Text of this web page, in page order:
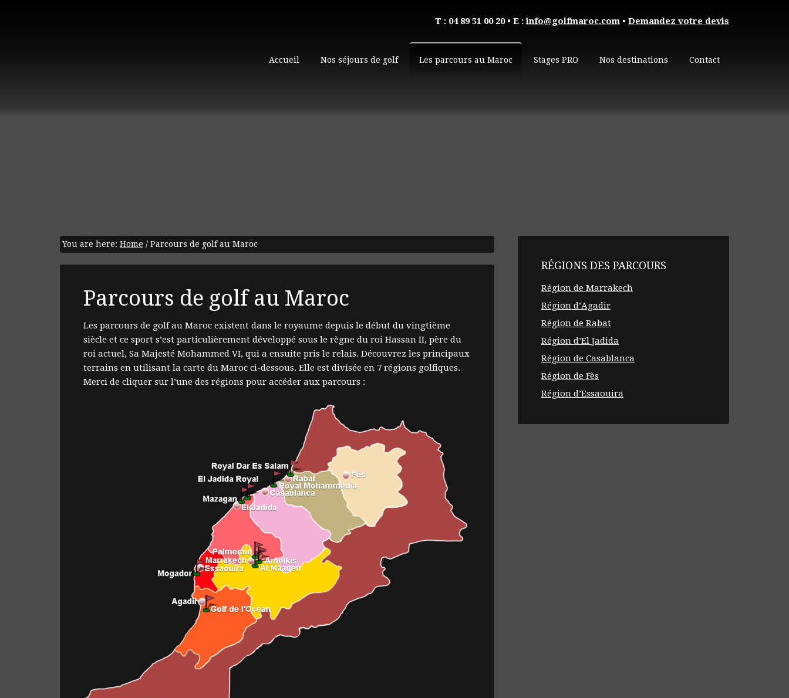
T : 04 89 51 00 20• E :info@golfmaroc.com • Demandez votre devis
Accueil Nos séjours de golf Les parcours au Maroc Stages PRO Nos destinations Contact
You are here: Home /Parcours de golf au Maroc
Parcours de golf au Maroc
Les parcours de golf au Maroc existent dans le royaume depuis le début du vingtième
siècle et ce sport s’est particulièrement développé sous le règne du roi Hassan II, père du
roi actuel, Sa Majesté Mohammed VI, qui a ensuite pris le relais. Découvrez les principaux
terrains en utilisant la carte du Maroc ci-dessous. Elle est divisée en 7 régions golfiques.
Merci de cliquer sur l’une des régions pour accéder aux parcours :
RÉGIONS DES PARCOURS
Région de Marrakech
Région d’Agadir
Région de Rabat
Région d’El Jadida
Région de Casablanca
Région de Fès
Région d’Essaouira